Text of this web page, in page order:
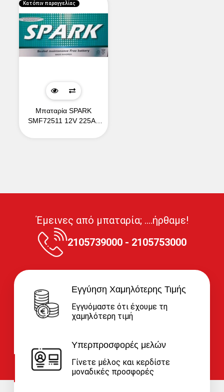
Κατόπιν παραγγελίας
Μπαταρία SPARK
SMF72511 12V 225Ah
Έμεινες από μπαταρία; ....ήρθαμε!
2105739000 - 2105753000
Εγγύηση Χαμηλότερης Τιμής
Εγγυόμαστε ότι έχουμε τη
χαμηλότερη τιμή
Υπερπροσφορές μελών
Γίνετε μέλος και κερδίστε
μοναδικές προσφορές